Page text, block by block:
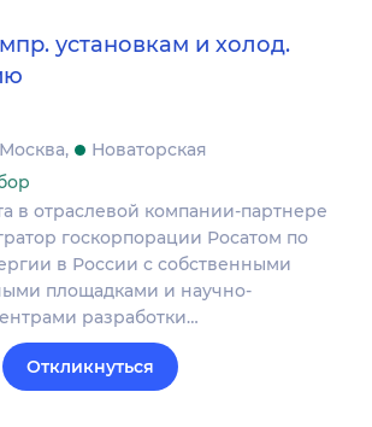
установкам и холод.
Москва
Новаторская
в отраслевой компании-партнере
госкорпорации Росатом по
в России с собственными
площадками и научно-
разработки…
Откликнуться